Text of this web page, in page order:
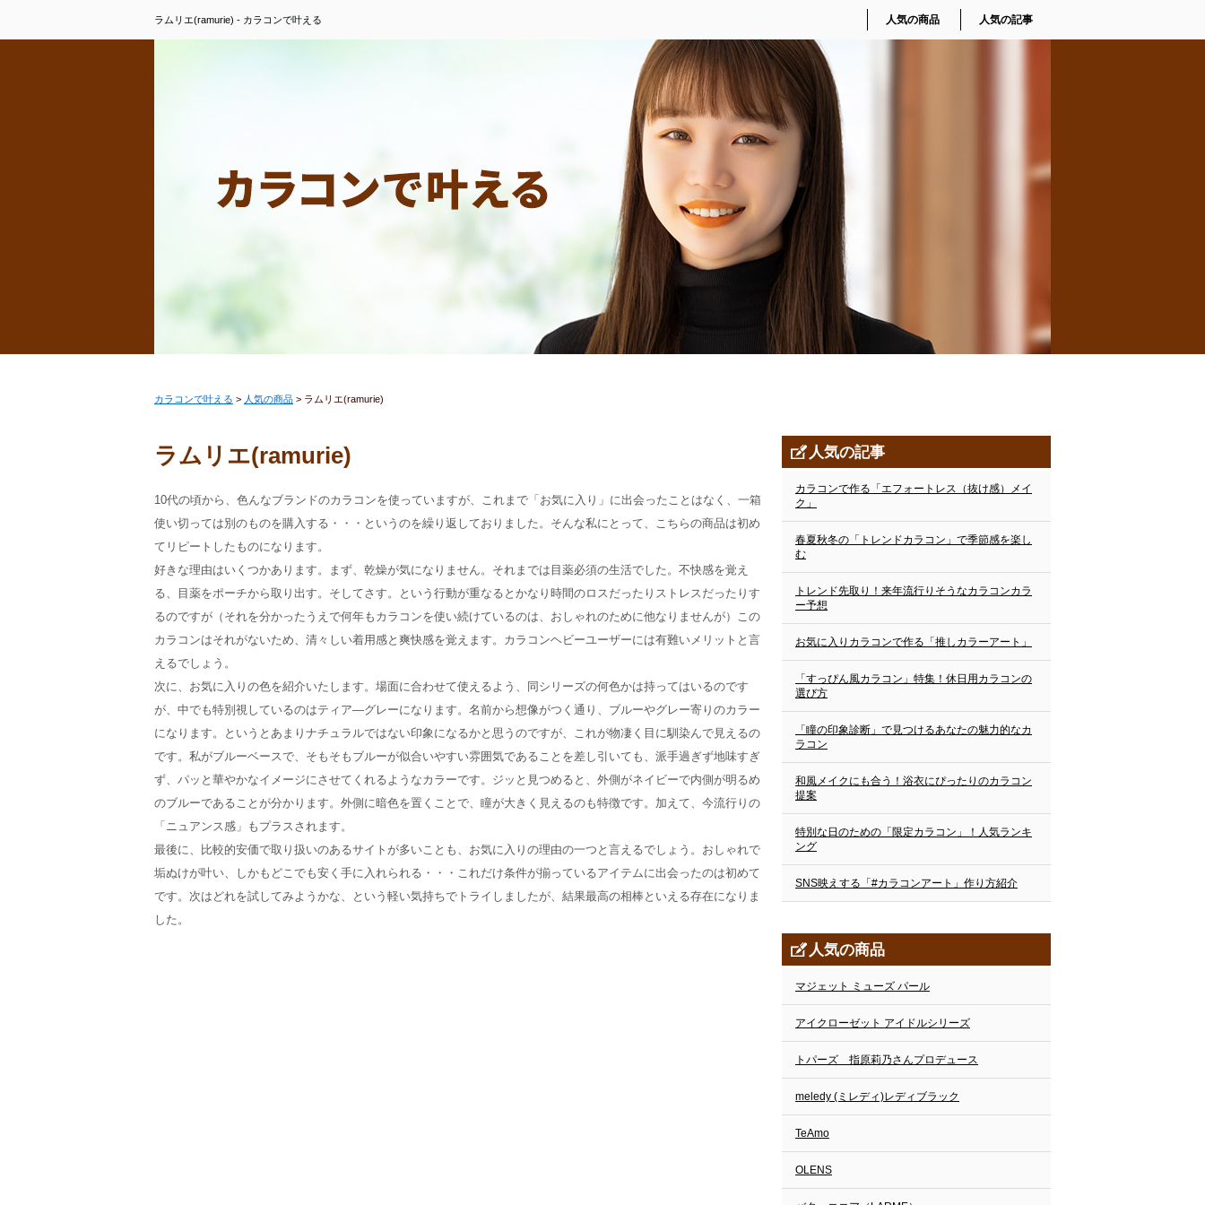
ラムリエ(ramurie) - カラコンで叶える 人気の商品 人気の記事
カラコンで叶える > 人気の商品 > ラムリエ(ramurie)
ラムリエ(ramurie)
10代の頃から、色んなブランドのカラコンを使っていますが、これまで「お気に入り」に出会ったことはなく、一箱
使い切っては別のものを購入する・・・というのを繰り返しておりました。そんな私にとって、こちらの商品は初め
てリピートしたものになります。
好きな理由はいくつかあります。まず、乾燥が気になりません。それまでは目薬必須の生活でした。不快感を覚え
る、目薬をポーチから取り出す。そしてさす。という行動が重なるとかなり時間のロスだったりストレスだったりす
るのですが（それを分かったうえで何年もカラコンを使い続けているのは、おしゃれのために他なりませんが）この
カラコンはそれがないため、清々しい着用感と爽快感を覚えます。カラコンヘビーユーザーには有難いメリットと言
えるでしょう。
次に、お気に入りの色を紹介いたします。場面に合わせて使えるよう、同シリーズの何色かは持ってはいるのです
が、中でも特別視しているのはティア―グレーになります。名前から想像がつく通り、ブルーやグレー寄りのカラー
になります。というとあまりナチュラルではない印象になるかと思うのですが、これが物凄く目に馴染んで見えるの
です。私がブルーベースで、そもそもブルーが似合いやすい雰囲気であることを差し引いても、派手過ぎず地味すぎ
ず、パッと華やかなイメージにさせてくれるようなカラーです。ジッと見つめると、外側がネイビーで内側が明るめ
のブルーであることが分かります。外側に暗色を置くことで、瞳が大きく見えるのも特徴です。加えて、今流行りの
「ニュアンス感」もプラスされます。
最後に、比較的安価で取り扱いのあるサイトが多いことも、お気に入りの理由の一つと言えるでしょう。おしゃれで
垢ぬけが叶い、しかもどこでも安く手に入れられる・・・これだけ条件が揃っているアイテムに出会ったのは初めて
です。次はどれを試してみようかな、という軽い気持ちでトライしましたが、結果最高の相棒といえる存在になりま
した。
人気の記事
カラコンで作る「エフォートレス（抜け感）メイ
ク」
春夏秋冬の「トレンドカラコン」で季節感を楽し
む
トレンド先取り！来年流行りそうなカラコンカラ
ー予想
お気に入りカラコンで作る「推しカラーアート」
「すっぴん風カラコン」特集！休日用カラコンの
選び方
「瞳の印象診断」で見つけるあなたの魅力的なカ
ラコン
和風メイクにも合う！浴衣にぴったりのカラコン
提案
特別な日のための「限定カラコン」！人気ランキ
ング
SNS映えする「#カラコンアート」作り方紹介
人気の商品
マジェット ミューズ パール
アイクローゼット アイドルシリーズ
トパーズ 指原莉乃さんプロデュース
meledy (ミレディ)レディブラック
TeAmo
OLENS